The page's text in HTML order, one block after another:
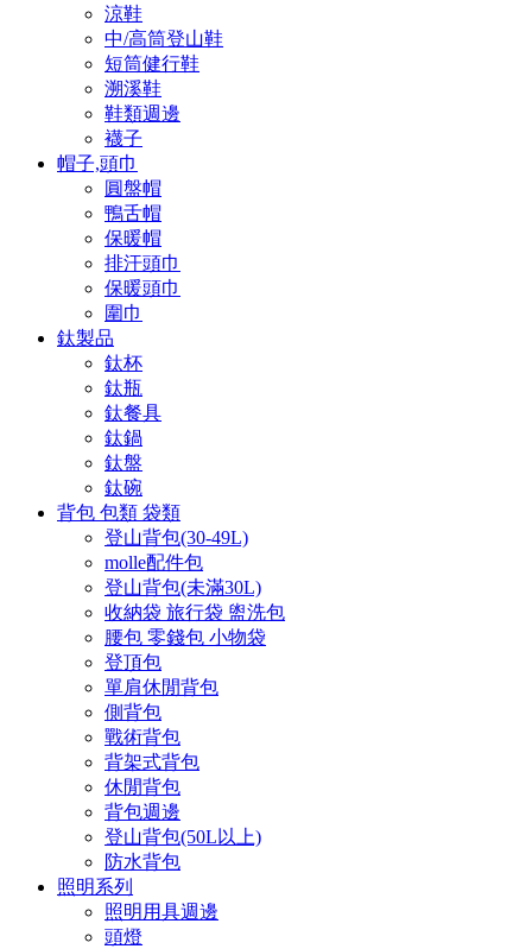
涼鞋
中/高筒登山鞋
短筒健行鞋
溯溪鞋
鞋類週邊
襪子
帽子,頭巾
圓盤帽
鴨舌帽
保暖帽
排汗頭巾
保暖頭巾
圍巾
鈦製品
鈦杯
鈦瓶
鈦餐具
鈦鍋
鈦盤
鈦碗
背包 包類 袋類
登山背包(30-49L)
molle配件包
登山背包(未滿30L)
收納袋 旅行袋 盥洗包
腰包 零錢包 小物袋
登頂包
單肩休閒背包
側背包
戰術背包
背架式背包
休閒背包
背包週邊
登山背包(50L以上)
防水背包
照明系列
照明用具週邊
頭燈